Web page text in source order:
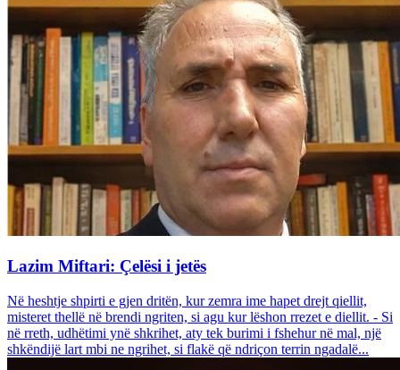
Lazim Miftari: Çelësi i jetës
Në heshtje shpirti e gjen dritën, kur zemra ime hapet drejt qiellit,
misteret thellë në brendi ngriten, si agu kur lëshon rrezet e diellit. - Si
në rreth, udhëtimi ynë shkrihet, aty tek burimi i fshehur në mal, një
shkëndijë lart mbi ne ngrihet, si flakë që ndriçon terrin ngadalë...